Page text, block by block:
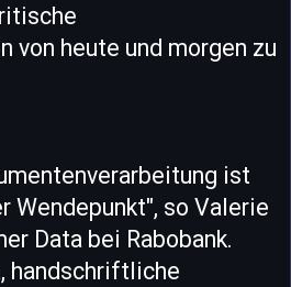
von heute und morgen zu
ist
Wendepunkt", so Valerie
Data bei Rabobank.
handschriftliche